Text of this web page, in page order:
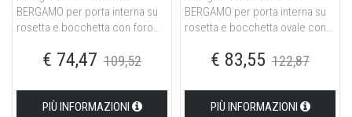
BERGAMO per porta interna su
rosetta e bocchetta con foro
€ 74,47 109,52
PIÙ INFORMAZIONI
BERGAMO per porta interna su
rosetta e bocchetta ovale con
€ 83,55 122,87
PIÙ INFORMAZIONI